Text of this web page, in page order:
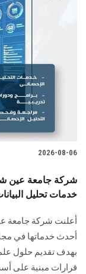
2026-08-06
شركة جامعة عين
خدمات تحليل
أعلنت شركة جامعة
أحدث خدماتها في
بهدف تقديم حلول
قرارات مبنية على